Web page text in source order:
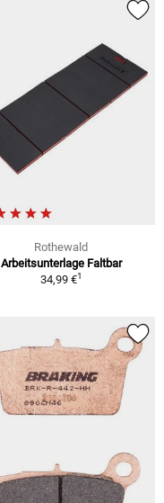
Rothewald
Arbeitsunterlage Faltbar
34,99 €1